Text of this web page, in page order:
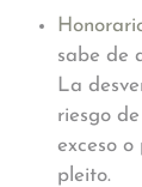
sabe de
La
riesgo
exceso
pleito.